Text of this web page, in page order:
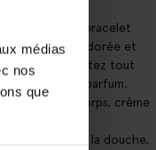
médias
nos
que
Sissy-Boy. Le bracelet
de couleur dorée et
Sissy-Boy : Évitez tout
cosmétiques (parfum,
huile de corps, crème
les mains et
les bijoux sous la douche,